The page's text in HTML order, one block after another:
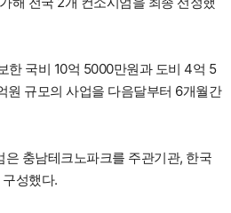
한 국비 10억 5000만원과 도비 4억 5
원 규모의 사업을 다음달부터 6개월간
충남테크노파크를 주관기관, 한국
성했다.